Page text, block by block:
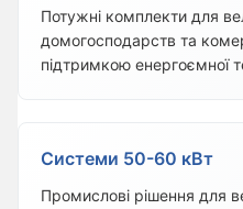
Потужні комплекти для
домогосподарств та
підтримкою енергоємної
Системи 50-60 кВт
Промислові рішення для